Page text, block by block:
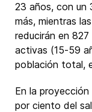
23 años, con un
más, mientras
reducirán en
activas (15-59
población total,
En la
por ciento del